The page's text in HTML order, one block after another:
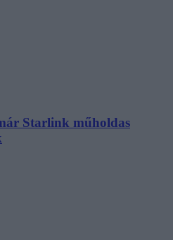
Starlink műholdas